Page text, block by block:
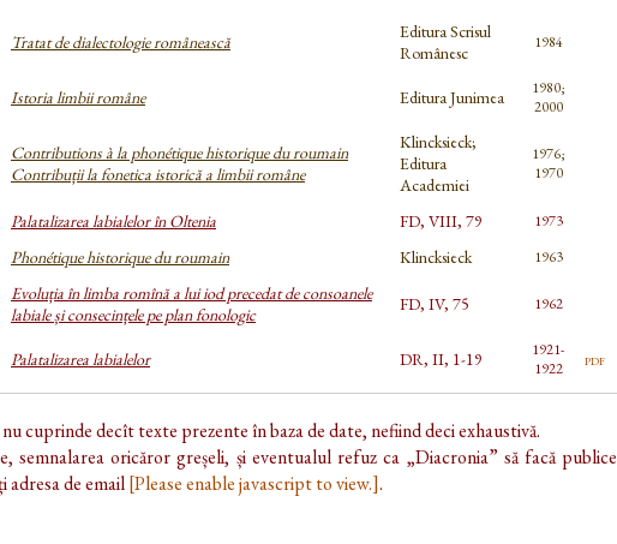
Tratat de dialectologie românească
Editura Scrisul
Românesc
1984
Istoria limbii române Editura Junimea
1980;
2000
Contributions à la phonétique historique du roumain
Contribuții la fonetica istorică a limbii române
Klincksieck;
Editura
Academiei
1976;
1970
Palatalizarea labialelor în Oltenia FD, VIII, 79
1973
Phonétique historique du roumain Klincksieck 1963
Evoluția în limba romînă a lui iod precedat de consoanele
labiale și consecințele pe plan fonologic
FD, IV, 75 1962
Palatalizarea labialelor DR, II, 1-19
1921-
1922
pdf
cuprinde decît texte prezente în baza de date, nefiind deci exhaustivă.
semnalarea oricăror greșeli, și eventualul refuz ca „Diacronia” să facă publice
adresa de email[Please enable javascript to view.].